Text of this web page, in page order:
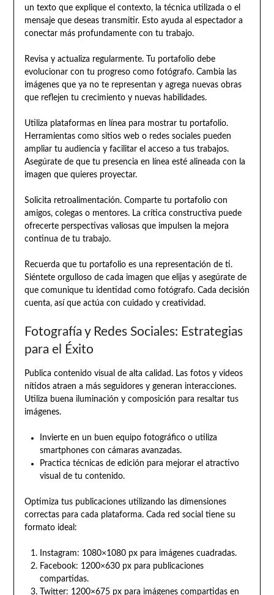
un texto que explique el contexto, la técnica utilizada o el
mensaje que deseas transmitir. Esto ayuda al espectador a
conectar más profundamente con tu trabajo.
Revisa y actualiza regularmente. Tu portafolio debe
evolucionar con tu progreso como fotógrafo. Cambia las
imágenes que ya no te representan y agrega nuevas obras
que reflejen tu crecimiento y nuevas habilidades.
Utiliza plataformas en línea para mostrar tu portafolio.
Herramientas como sitios web o redes sociales pueden
ampliar tu audiencia y facilitar el acceso a tus trabajos.
Asegúrate de que tu presencia en línea esté alineada con la
imagen que quieres proyectar.
Solicita retroalimentación. Comparte tu portafolio con
amigos, colegas o mentores. La crítica constructiva puede
ofrecerte perspectivas valiosas que impulsen la mejora
continua de tu trabajo.
Recuerda que tu portafolio es una representación de ti.
Siéntete orgulloso de cada imagen que elijas y asegúrate de
que comunique tu identidad como fotógrafo. Cada decisión
cuenta, así que actúa con cuidado y creatividad.
Fotografía y Redes Sociales: Estrategias
para el Éxito
Publica contenido visual de alta calidad. Las fotos y videos
nítidos atraen a más seguidores y generan interacciones.
Utiliza buena iluminación y composición para resaltar tus
imágenes.
Invierte en un buen equipo fotográfico o utiliza
smartphones con cámaras avanzadas.
Practica técnicas de edición para mejorar el atractivo
visual de tu contenido.
Optimiza tus publicaciones utilizando las dimensiones
correctas para cada plataforma. Cada red social tiene su
formato ideal:
Instagram: 1080×1080 px para imágenes cuadradas.
Facebook: 1200×630 px para publicaciones
compartidas.
Twitter: 1200×675 px para imágenes compartidas en